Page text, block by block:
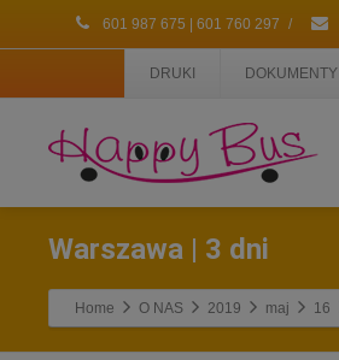
601 987 675 | 601 760 297 /
DRUKI DOKUMENTY
Warszawa | 3 dni
Home O NAS 2019 maj 16